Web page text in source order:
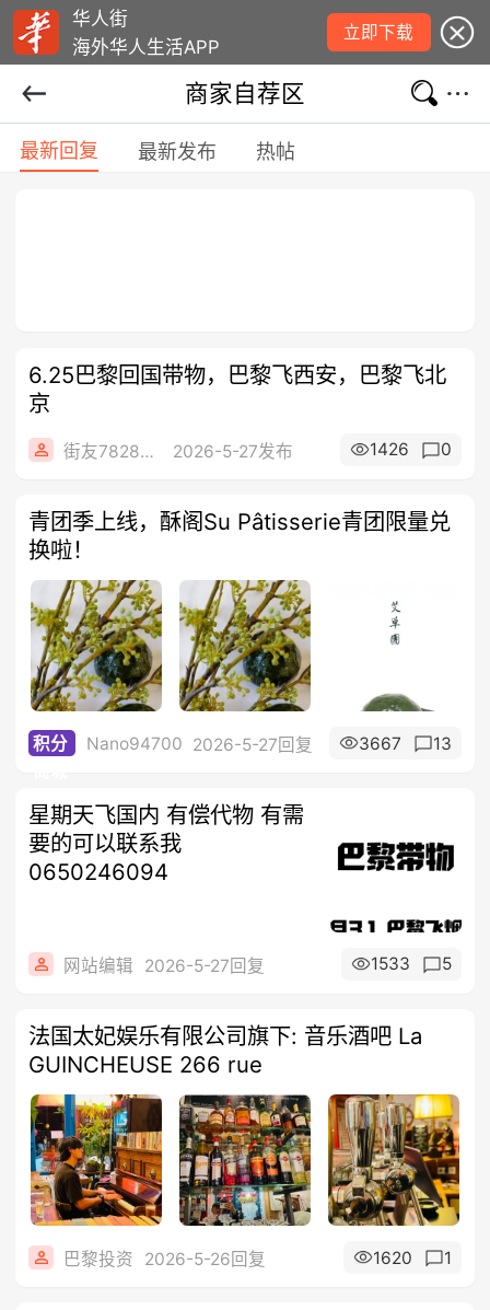
华人街
海外华人生活APP
立即下载
商家自荐区
最新回复 最新发布 热帖
6.25巴黎回国带物，巴黎飞西安，巴黎飞北
京
街友78285273 2026-5-27发布 1426 0
青团季上线，酥阁Su Pâtisserie青团限量兑
换啦！
积分
Nano94700 2026-5-27回复 3667 13
星期天飞国内 有偿代物 有需
要的可以联系我
0650246094
网站编辑 2026-5-27回复 1533 5
法国太妃娱乐有限公司旗下: 音乐酒吧 La
GUINCHEUSE 266 rue
巴黎投资 2026-5-26回复 1620 1